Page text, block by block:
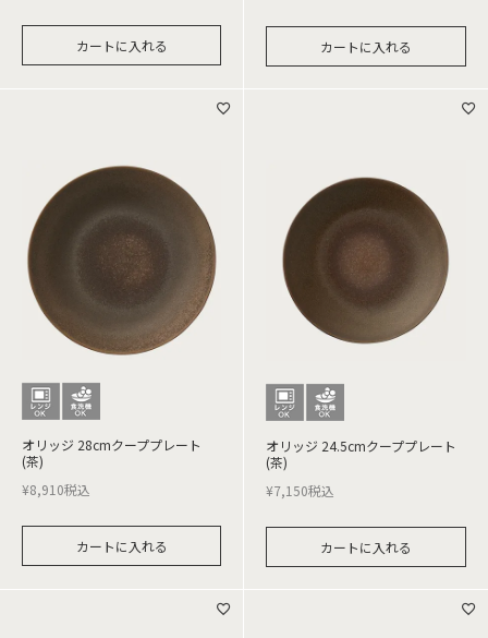
カートに入れる カートに入れる
オリッジ 28cmクーププレート
(茶)
¥8,910税込
カートに入れる
オリッジ 24.5cmクーププレート
(茶)
¥7,150税込
カートに入れる